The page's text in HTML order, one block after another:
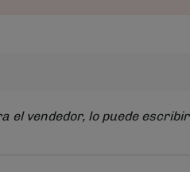
el vendedor, lo puede escribir